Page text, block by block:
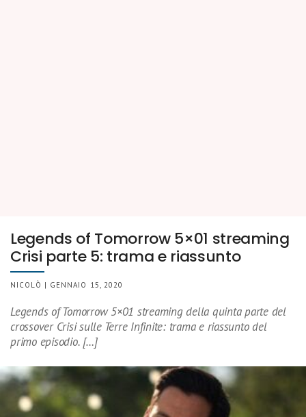
Legends of Tomorrow 5×01 streaming
Crisi parte 5: trama e riassunto
NICOLÒ | GENNAIO 15, 2020
Legends of Tomorrow 5×01 streaming della quinta parte del
crossover Crisi sulle Terre Infinite: trama e riassunto del
primo episodio. […]